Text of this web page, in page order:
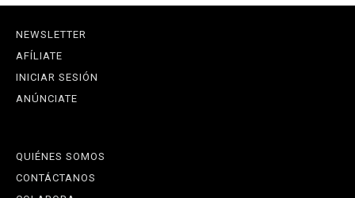
NEWSLETTER
AFÍLIATE
INICIAR SESIÓN
ANÚNCIATE
QUIÉNES SOMOS
CONTÁCTANOS